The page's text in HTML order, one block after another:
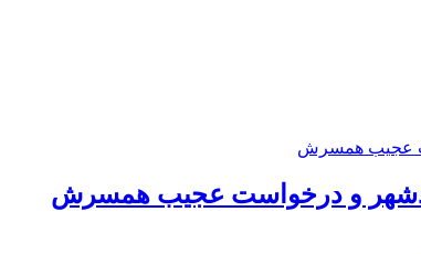
و درخواست عجیب همسرش